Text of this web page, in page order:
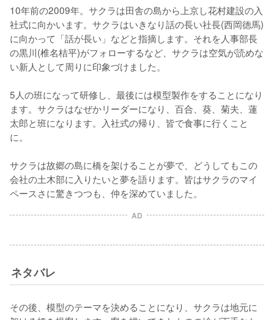
10年前の2009年。サクラは田舎の島から上京し花村建設の入
社式に向かいます。サクラはいきなり話の長い社長(西岡徳馬)
に向かって「話が長い」などと指摘します。それを人事部長
の黒川(椎名桔平)がフォローするなど、サクラは空気が読めな
い新人として周りに印象づけました。
5人の班になって研修し、最後には模型製作をすることになり
ます。サクラはなぜかリーダーになり、百合、葵、菊夫、蓮
太郎と班になります。入社式の帰り、皆で食事に行くこと
に。
サクラは故郷の島に橋を架けることが夢で、どうしてもこの
会社の土木部に入りたいと夢を語ります。皆はサクラのマイ
ペースさに驚きつつも、仲を深めていました。
AD
ネタバレ
その後、模型のテーマを決めることになり、サクラは地元に